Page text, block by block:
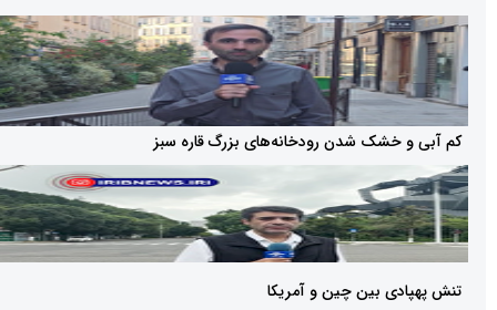
شدن رودخانه‌های بزرگ قاره سبز
بین چین و آمریکا